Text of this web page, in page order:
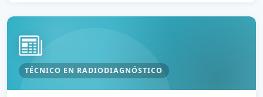
TÉCNICO EN RADIODIAGNÓSTICO